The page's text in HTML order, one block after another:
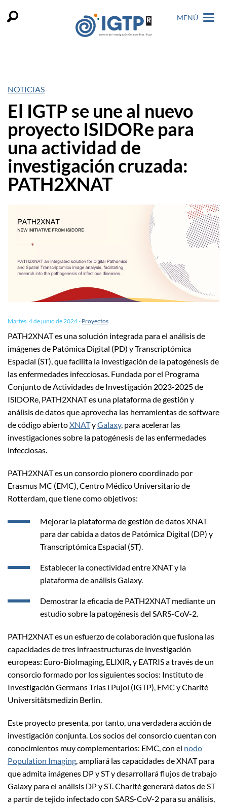
MENÚ
NOTICIAS
El IGTP se une al nuevo
proyecto ISIDORe para
una actividad de
investigación cruzada:
PATH2XNAT
Martes, 4 de junio de 2024- Proyectos
PATH2XNAT es una solución integrada para el análisis de
imágenes de Patómica Digital (PD) y Transcriptómica
Espacial (ST), que facilita la investigación de la patogénesis de
las enfermedades infecciosas. Fundada por el Programa
Conjunto de Actividades de Investigación 2023-2025 de
ISIDORe, PATH2XNAT es una plataforma de gestión y
análisis de datos que aprovecha las herramientas de software
de código abiertoXNATyGalaxy, para acelerar las
investigaciones sobre la patogénesis de las enfermedades
infecciosas.
PATH2XNAT es un consorcio pionero coordinado por
Erasmus MC (EMC), Centro Médico Universitario de
Rotterdam, que tiene como objetivos:
Mejorar la plataforma de gestión de datos XNAT
para dar cabida a datos de Patómica Digital (DP) y
Transcriptómica Espacial (ST).
Establecer la conectividad entre XNAT y la
plataforma de análisis Galaxy.
Demostrar la eficacia de PATH2XNAT mediante un
estudio sobre la patogénesis del SARS-CoV-2.
PATH2XNAT es un esfuerzo de colaboración que fusiona las
capacidades de tres infraestructuras de investigación
europeas: Euro-BioImaging, ELIXIR, y EATRIS a través de un
consorcio formado por los siguientes socios: Instituto de
Investigación Germans Trias i Pujol (IGTP), EMC y Charité
Universitätsmedizin Berlin.
Este proyecto presenta, por tanto, una verdadera acción de
investigación conjunta. Los socios del consorcio cuentan con
conocimientos muy complementarios: EMC, con el nodo
Population Imaging, ampliará las capacidades de XNAT para
que admita imágenes DP y ST y desarrollará flujos de trabajo
Galaxy para el análisis DP y ST. Charité generará datos de ST
a partir de tejido infectado con SARS-CoV-2 para su análisis,